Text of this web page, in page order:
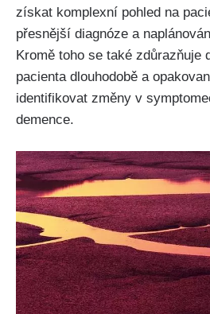
získat komplexní pohled na
přesnější diagnóze a
Kromě toho se také zdůrazňuje
pacienta dlouhodobě a
identifikovat změny v
demence.